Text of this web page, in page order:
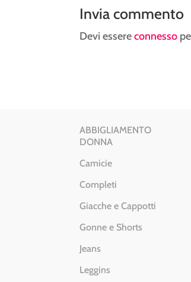
Invia commento
Devi essereconnesso
ABBIGLIAMENTO
DONNA
Camicie
Completi
Giacche e Cappotti
Gonne e Shorts
Jeans
Leggins